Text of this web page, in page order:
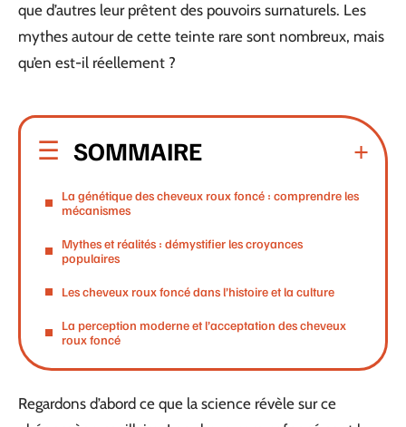
que d’autres leur prêtent des pouvoirs surnaturels. Les
mythes autour de cette teinte rare sont nombreux, mais
qu’en est-il réellement ?
SOMMAIRE
La génétique des cheveux roux foncé : comprendre les
mécanismes
Mythes et réalités : démystifier les croyances
populaires
Les cheveux roux foncé dans l’histoire et la culture
La perception moderne et l’acceptation des cheveux
roux foncé
Regardons d’abord ce que la science révèle sur ce